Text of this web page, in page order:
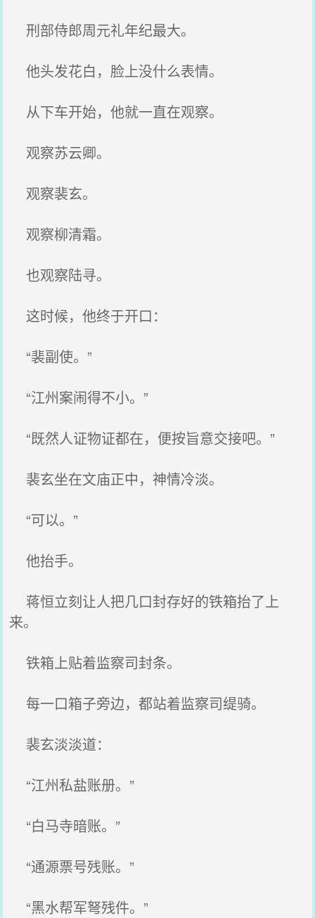
刑部侍郎周元礼年纪最大。
他头发花白，脸上没什么表情。
从下车开始，他就一直在观察。
观察苏云卿。
观察裴玄。
观察柳清霜。
也观察陆寻。
这时候，他终于开口：
“裴副使。”
“江州案闹得不小。”
“既然人证物证都在，便按旨意交接吧。”
裴玄坐在文庙正中，神情冷淡。
“可以。”
他抬手。
蒋恒立刻让人把几口封存好的铁箱抬了上
来。
铁箱上贴着监察司封条。
每一口箱子旁边，都站着监察司缇骑。
裴玄淡淡道：
“江州私盐账册。”
“白马寺暗账。”
“通源票号残账。”
“黑水帮军弩残件。”